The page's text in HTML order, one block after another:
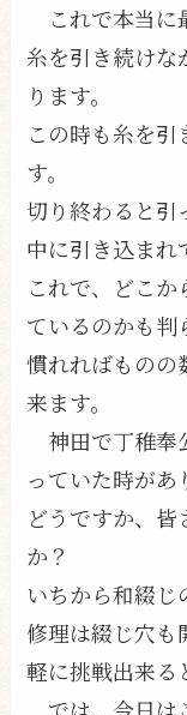
これで本当に
糸を引き続けな
ります。
この時も糸を
す。
切り終わると引
中に引き込まれ
これで、どこ
ているのかも判
慣れればものの
来ます。
神田で丁稚奉
っていた時があ
どうですか、
か？
いちから和綴
修理は綴じ穴
軽に挑戦出来る